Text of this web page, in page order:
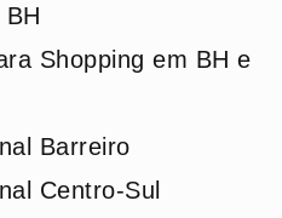
Shopping em BH e
Barreiro
Centro-Sul